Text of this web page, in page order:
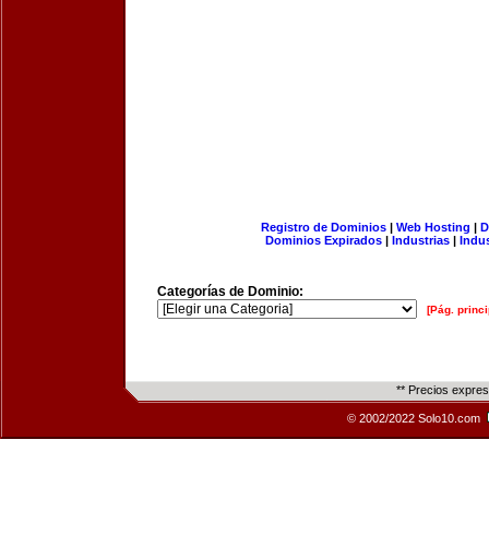
Registro de Dominios| Web Hosting |
Dominios Expirados | Industrias |
Categorías de Dominio:
[Pág.
** Precios
© 2002/2022 Solo10.com